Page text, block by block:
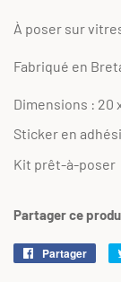
À poser sur
Fabriqué en
Dimensions : 20
Sticker en
Kit prêt-à-poser
Partager ce
Partager